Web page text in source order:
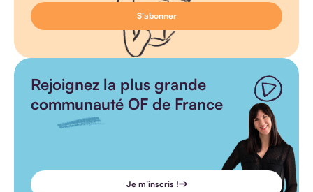
Rejoignez la plus grande
communauté OF de France
Je m’inscris !